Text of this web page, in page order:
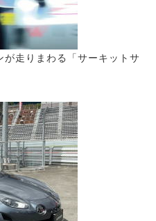
走りまわる「サーキットサ